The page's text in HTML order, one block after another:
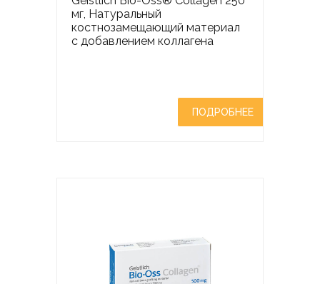
мг, Натуральный
костнозамещающий материал
с добавлением коллагена
ПОДРОБНЕЕ